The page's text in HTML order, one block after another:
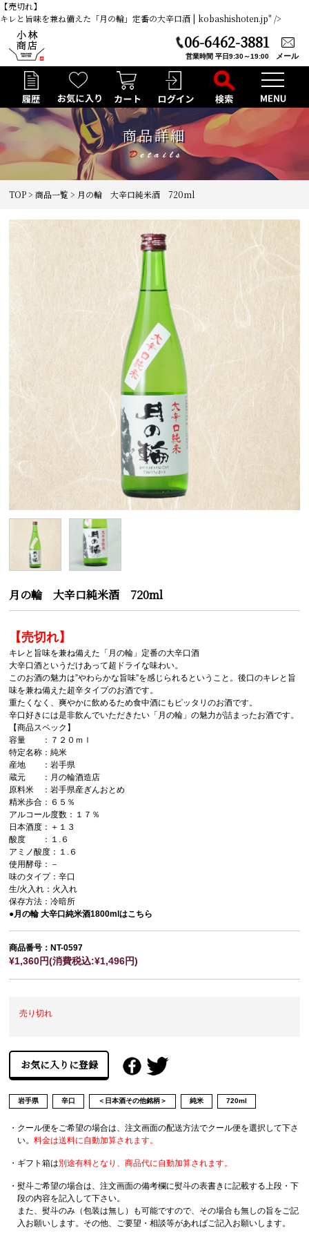
【売切れ】
キレと旨味を兼ね備えた「月の輪」定番の大辛口酒 | kobashishoten.jp" />
メール
06-6462-3881
営業時間 平日9:30～19:00
商品詳細
TOP>商品一覧 > 月の輪 大辛口純米酒 720ml
月の輪 大辛口純米酒 720ml
【売切れ】
キレと旨味を兼ね備えた「月の輪」定番の大辛口酒
大辛口酒というだけあって超ドライな味わい。
このお酒の魅力は”やわらかな旨味”を感じられるということ。後口のキレと旨
味を兼ね備えた超辛タイプのお酒です。
重たくなく、爽やかに飲めるため食中酒にもピッタリのお酒です。
辛口好きには是非飲んでいただきたい「月の輪」の魅力が詰まったお酒です。
【商品スペック】
容量 ：７２０ｍｌ
特定名称：純米
産地 ：岩手県
蔵元 ：月の輪酒造店
原料米 ：岩手県産ぎんおとめ
精米歩合：６５％
アルコール度数：１７％
日本酒度：＋１３
酸度 ：１.６
アミノ酸度：１.６
使用酵母：－
味のタイプ：辛口
生/火入れ：火入れ
保存方法：冷暗所
●月の輪 大辛口純米酒1800mlはこちら
商品番号：NT-0597
¥1,360円(消費税込:¥1,496円)
売り切れ
岩手県 辛口 ＜日本酒その他銘柄＞ 純米 720ml
・クール便をご希望の場合は、注文画面の配送方法でクール便を選択して下さ
い。料金は送料に自動加算されます。
・ギフト箱は別途有料となり、商品代に自動加算されます。
・熨斗ご希望の場合は、注文画面の備考欄に熨斗の表書きに記載する上段・下
段の内容を記入して下さい。
また、熨斗のみ（包装は無し）も可能ですので、その場合も無しの旨をご記
入お願いします。その他、ご要望・相談等があればご記入お願いします。